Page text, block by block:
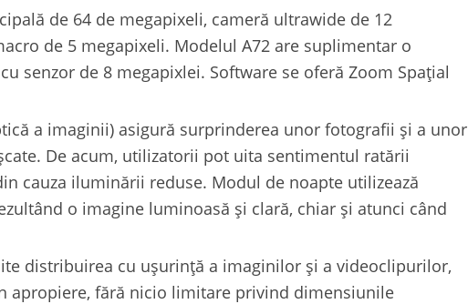
de 64 de megapixeli, cameră ultrawide de 12
de 5 megapixeli. Modelul A72 are suplimentar o
senzor de 8 megapixlei. Software se oferă Zoom Spațial
a imaginii) asigură surprinderea unor fotografii și a unor
De acum, utilizatorii pot uita sentimentul ratării
cauza iluminării reduse. Modul de noapte utilizează
o imagine luminoasă și clară, chiar și atunci când
distribuirea cu ușurință a imaginilor și a videoclipurilor,
apropiere, fără nicio limitare privind dimensiunile